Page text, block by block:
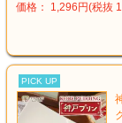
価格： 1,296円(税抜
PICK UP